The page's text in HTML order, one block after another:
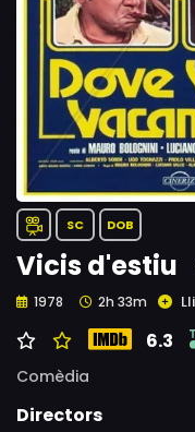
SC DOB
Vicis d'estiu
1978 2h 33m
6.3
Comèdia
Directors